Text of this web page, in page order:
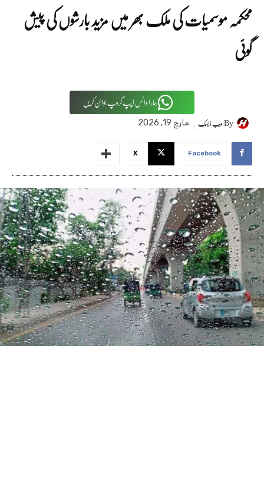
محکمہ موسمیات کی ملک بھر میں مزید بارشوں کی پیش
گوئی
ہمارا واٹس اپپ گروپ جوائن کریں
Byویب ڈیسک مارچ 19, 2026
Facebook
X